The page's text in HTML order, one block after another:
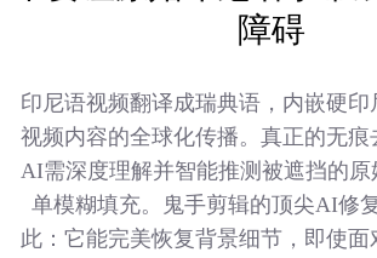
障碍
印尼语视频翻译成瑞典语，内嵌硬
视频内容的全球化传播。真正的无
AI需深度理解并智能推测被遮挡的
单模糊填充。鬼手剪辑的顶尖AI修
此：它能完美恢复背景细节，即使面